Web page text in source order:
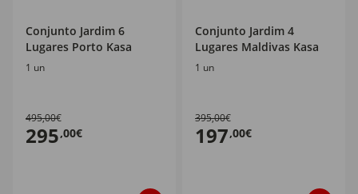
Conjunto Jardim 6
Lugares Porto Kasa
1 un
495,00€
295,00€
Conjunto Jardim 4
Lugares Maldivas Kasa
1 un
395,00€
197,00€